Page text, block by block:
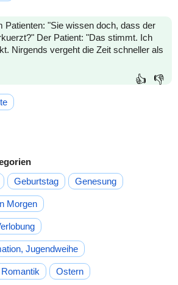
Patienten: "Sie wissen doch, dass der
Der Patient: "Das stimmt. Ich
Nirgends vergeht die Zeit schneller als
👍 👎
Geburtstag Genesung
Morgen
Jugendweihe
Ostern